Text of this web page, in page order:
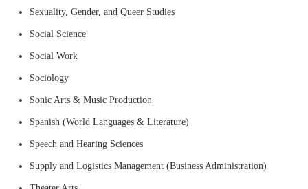
Sexuality, Gender, and Queer Studies
Social Science
Social Work
Sociology
Sonic Arts & Music Production
Spanish (World Languages & Literature)
Speech and Hearing Sciences
Supply and Logistics Management (Business Administration)